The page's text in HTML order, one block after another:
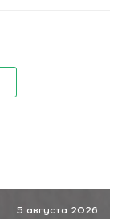
5 августа 2026